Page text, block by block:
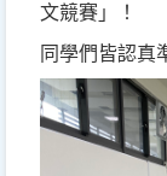
文競賽」！
同學們皆認真